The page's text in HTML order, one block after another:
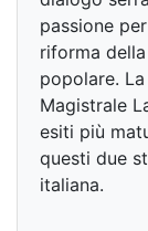
passione
riforma
popolare.
Magistrale
esiti più
questi due
italiana.